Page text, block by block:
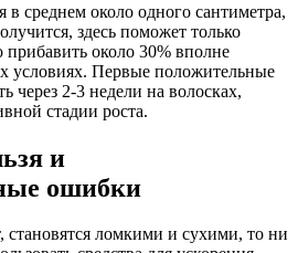
в среднем около одного сантиметра,
здесь поможет только
около 30% вполне
условиях. Первые положительные
через 2-3 недели на волосках,
стадии роста.
и
ошибки
ломкими и сухими, то ни